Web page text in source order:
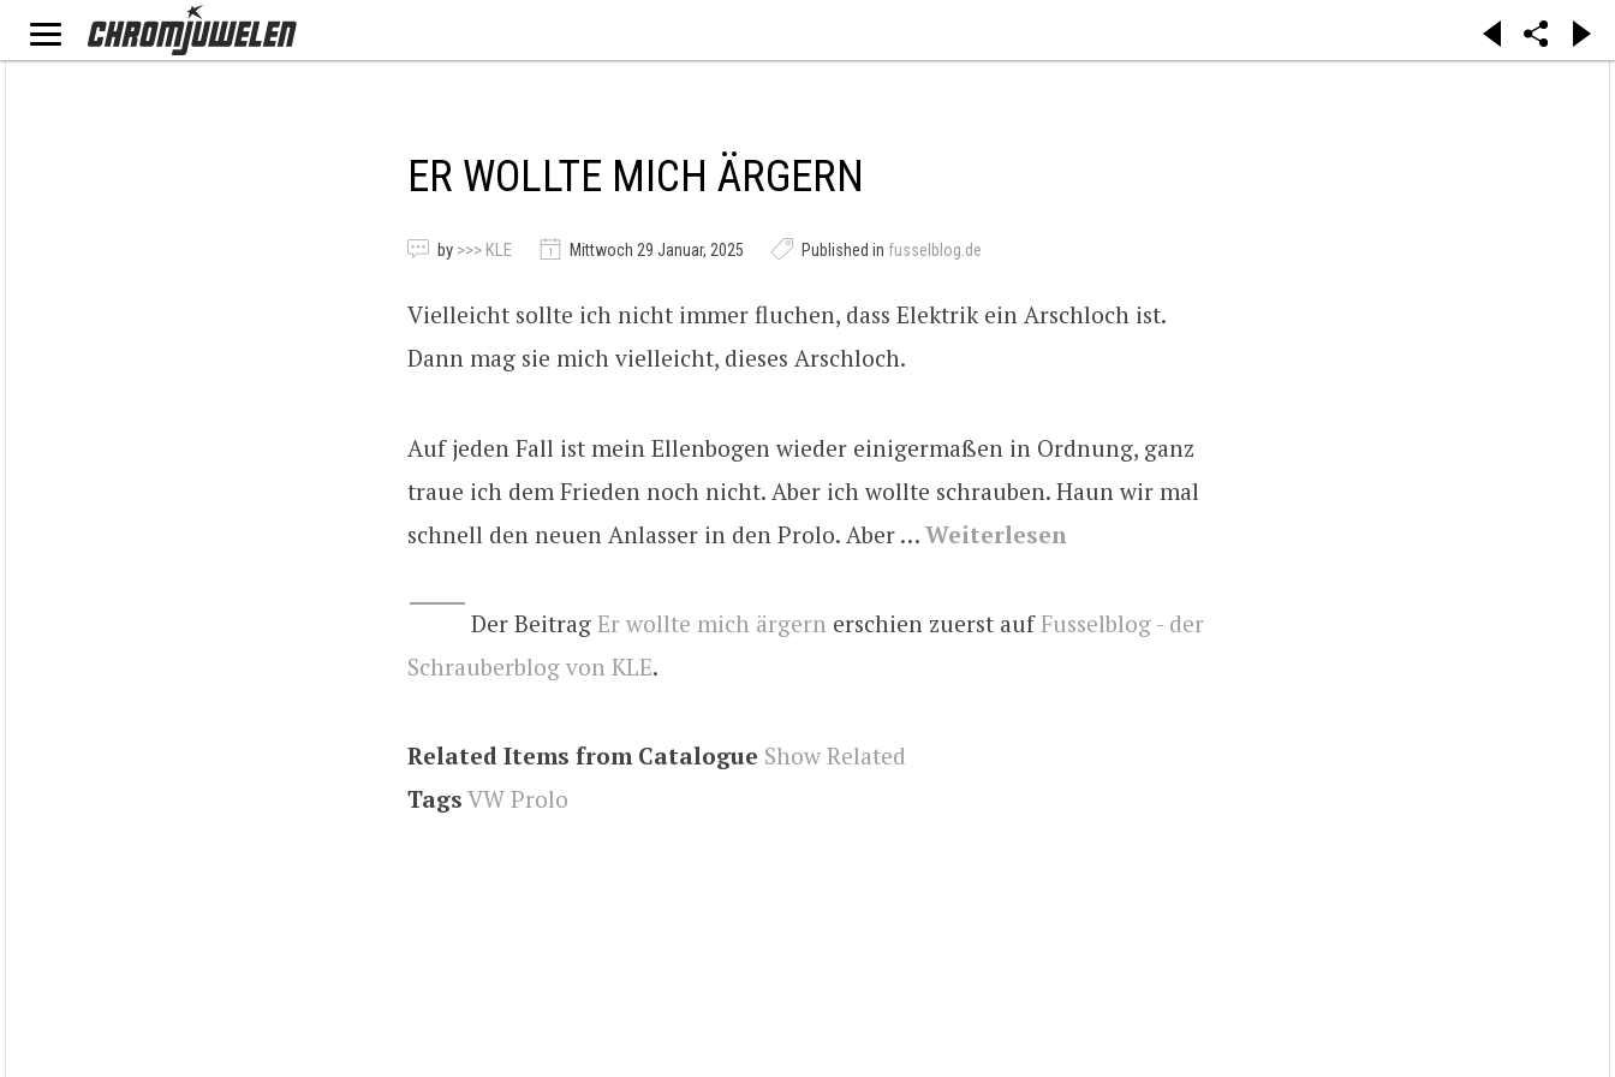
ER WOLLTE MICH ÄRGERN
by >>> KLE Mittwoch 29 Januar, 2025 Published in fusselblog.de
Vielleicht sollte ich nicht immer fluchen, dass Elektrik ein Arschloch ist.
Dann mag sie mich vielleicht, dieses Arschloch.
Auf jeden Fall ist mein Ellenbogen wieder einigermaßen in Ordnung, ganz
traue ich dem Frieden noch nicht. Aber ich wollte schrauben. Haun wir mal
schnell den neuen Anlasser in den Prolo. Aber … Weiterlesen
Der Beitrag Er wollte mich ärgern erschien zuerst auf Fusselblog - der
Schrauberblog von KLE.
Related Items from Catalogue Show Related
Tags VW Prolo